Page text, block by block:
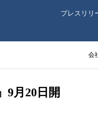
プレスリリ
会
9月20日開